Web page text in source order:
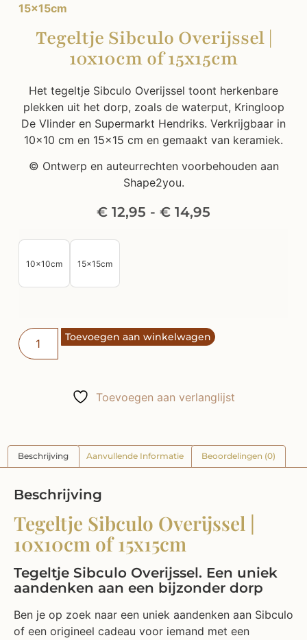
15x15cm
Tegeltje Sibculo Overijssel |
10x10cm of 15x15cm
Het tegeltje Sibculo Overijssel toont herkenbare
plekken uit het dorp, zoals de waterput, Kringloop
De Vlinder en Supermarkt Hendriks. Verkrijgbaar in
10×10 cm en 15×15 cm en gemaakt van keramiek.
© Ontwerp en auteurrechten voorbehouden aan
Shape2you.
€ 12,95 - € 14,95
10x10cm 15x15cm
Toevoegen aan winkelwagen
Toevoegen aan verlanglijst
Beschrijving Aanvullende Informatie Beoordelingen (0)
Beschrijving
Tegeltje Sibculo Overijssel |
10x10cm of 15x15cm
Tegeltje Sibculo Overijssel. Een uniek
aandenken aan een bijzonder dorp
Ben je op zoek naar een uniek aandenken aan Sibculo
of een origineel cadeau voor iemand met een